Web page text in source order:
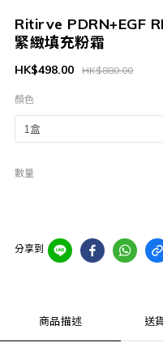
Ritirve PDRN+EGF
緊緻填充粉霜
HK$880.00
HK$498.00
顏色
數量
分享到
商品描述 送